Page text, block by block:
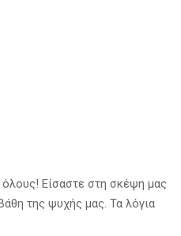
Είσαστε στη σκέψη μας
της ψυχής μας. Τα λόγια